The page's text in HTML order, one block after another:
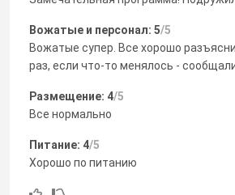
Вожатые и персонал: 5/5
Вожатые супер. Все хорошо
раз, если что-то менялось -
Размещение: 4/5
Все нормально
Питание: 4/5
Хорошо по питанию